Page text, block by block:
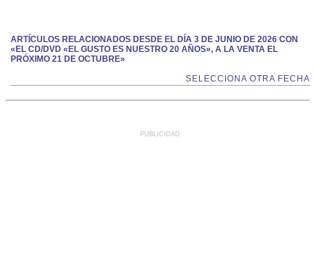
ARTÍCULOS RELACIONADOS DESDE EL DÍA 3 DE JUNIO DE 2026 CON
«EL CD/DVD «EL GUSTO ES NUESTRO 20 AÑOS», A LA VENTA EL
PRÓXIMO 21 DE OCTUBRE»
SELECCIONA OTRA FECHA
PUBLICIDAD